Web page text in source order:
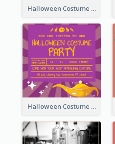
Halloween Costume Party Invitation
Halloween Costume Party Invitation